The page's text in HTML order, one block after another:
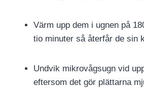
Värm upp dem i ugnen på
tio minuter så återfår de sin
Undvik mikrovågsugn vid
eftersom det gör plättarna